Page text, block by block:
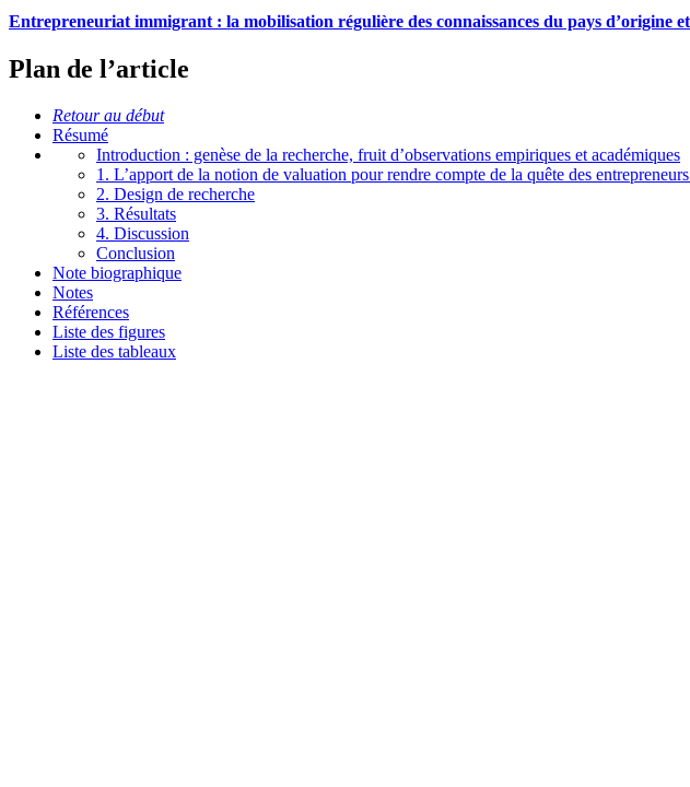
Entrepreneuriat immigrant : la mobilisation régulière des connaissances du pays d’origine
Plan de l’article
Retour au début
Résumé
Introduction : genèse de la recherche, fruit d’observations empiriques et académiques
1. L’apport de la notion de valuation pour rendre compte de la quête des
2. Design de recherche
3. Résultats
4. Discussion
Conclusion
Note biographique
Notes
Références
Liste des figures
Liste des tableaux